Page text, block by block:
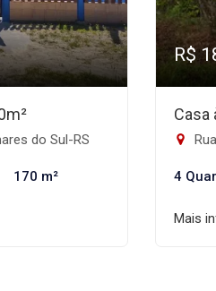
do Sul-RS
170 m²
R$
Casa
4
Mais